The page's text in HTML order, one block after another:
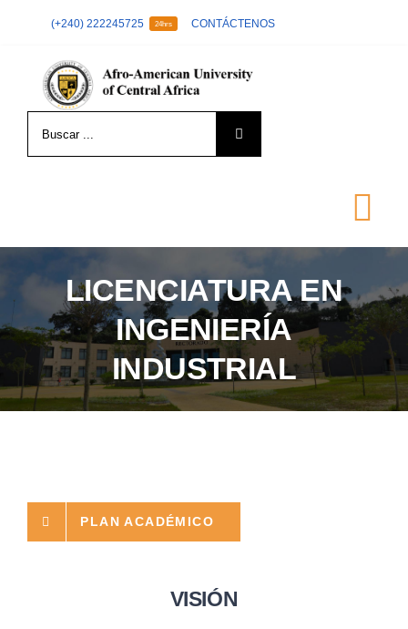
(+240) 222245725 24hrs CONTÁCTENOS
LA UNIVERSIDAD
FORMACIÓN
ADMISIÓN
CONVENIOS AAUCA
LICENCIATURA EN
INGENIERÍA
INDUSTRIAL
PLAN ACADÉMICO
VISIÓN